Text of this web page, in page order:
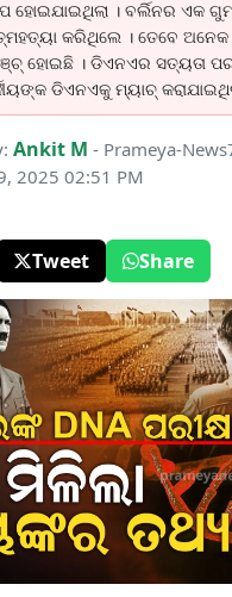
ହୋଇଯାଇଥିଲା । ବର୍ଲିନର ଏକ
କରିଥିଲେ । ତେବେ
ହୋଇଛି । ଡିଏନଏର ସତ୍ୟତା
ଡିଏନଏକୁ ମ୍ୟାଚ୍
Ankit M - Prameya-
2025 02:51 PM
Tweet Share